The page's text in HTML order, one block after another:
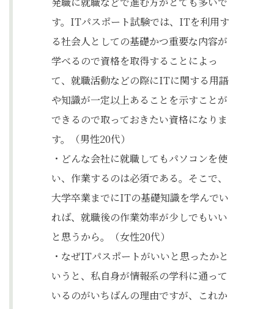
す。ITパスポート試験では、ITを利用す
る社会人としての基礎かつ重要な内容が
学べるので資格を取得することによっ
て、就職活動などの際にITに関する用語
や知識が一定以上あることを示すことが
できるので取っておきたい資格になりま
す。（男性20代）
・どんな会社に就職してもパソコンを使
い、作業するのは必須である。そこで、
大学卒業までにITの基礎知識を学んでい
れば、就職後の作業効率が少しでもいい
と思うから。（女性20代）
・なぜITパスポートがいいと思ったかと
いうと、私自身が情報系の学科に通って
いるのがいちばんの理由ですが、これか